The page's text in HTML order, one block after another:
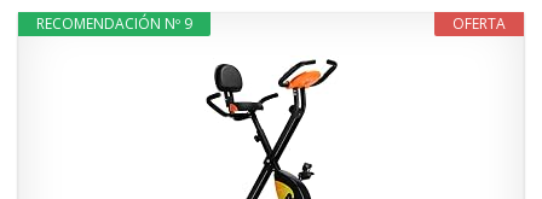
OFERTA
RECOMENDACIÓN Nº 9